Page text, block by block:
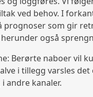
ved behov. I
prognoser som gir
også
Berørte naboer vil
i tillegg varsles
andre kanaler.